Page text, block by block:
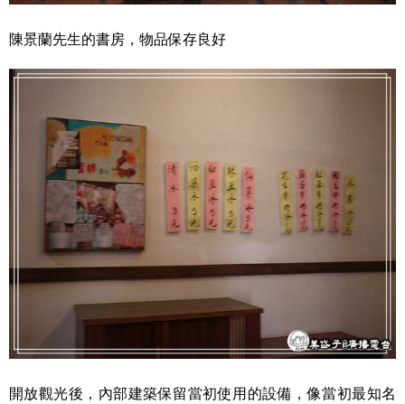
陳景蘭先生的書房，物品保存良好
開放觀光後，內部建築保留當初使用的設備，像當初最知名